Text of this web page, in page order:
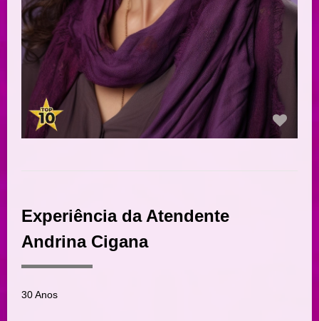
Experiência da Atendente
Andrina Cigana
30 Anos